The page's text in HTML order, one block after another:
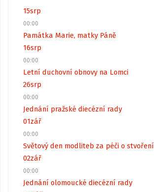
15srp
00:00
Památka Marie, matky Páně
16srp
00:00
Letní duchovní obnovy na Lomci
26srp
00:00
Jednání pražské diecézní rady
01zář
00:00
Světový den modliteb za péči o stvoření
02zář
00:00
Jednání olomoucké diecézní rady